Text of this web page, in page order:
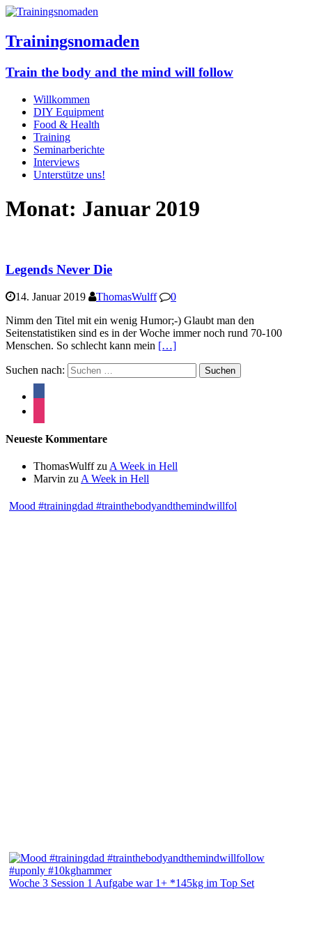
Trainingsnomaden
Train the body and the mind will follow
Willkommen
DIY Equipment
Food & Health
Training
Seminarberichte
Interviews
Unterstütze uns!
Monat: Januar 2019
Legends Never Die
14. Januar 2019 ThomasWulff
0
Nimm den Titel mit ein wenig Humor;-) Glaubt man den
Seitenstatistiken sind es in der Woche immer noch rund 70-100
Menschen. So schlecht kann mein […]
Suchen nach:
Neueste Kommentare
ThomasWulffzu A Week in Hell
Marvin zu A Week in Hell
Mood #trainingdad #trainthebodyandthemindwillfol
Woche 3 Session 1 Aufgabe war 1+ *145kg im Top Set